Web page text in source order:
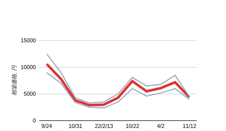
9/24 10/31 22/2/13 10/22 4/2 11/12
0
5000
10000
15000
相場価格, 円